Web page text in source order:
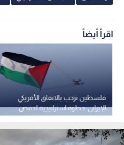
اقرأ أيضاً
فلسطين ترحب بالاتفاق الأمريكي
الإيراني: خطوة استراتيجية لخفض
التصعيد وتهيئة الظروف لإنهاء
الاحتلال